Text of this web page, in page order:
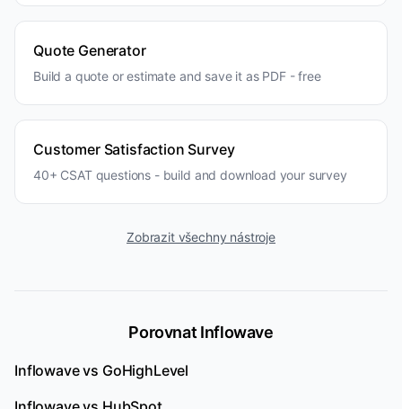
Quote Generator
Build a quote or estimate and save it as PDF - free
Customer Satisfaction Survey
40+ CSAT questions - build and download your survey
Zobrazit všechny nástroje
Porovnat Inflowave
Inflowave vs GoHighLevel